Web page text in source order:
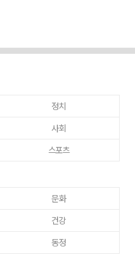
정치
사회
스포츠
문화
건강
동정